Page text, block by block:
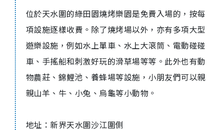
位於天水圍的綠田園燒烤樂園是免費入場的，按每
項設施逐樣收費。除了燒烤場以外，亦有多項大型
遊樂設施，例如水上單車、水上大滾筒、電動碰碰
車、手搖船和刺激好玩的滑草場等等。此外也有動
物農莊、錦鯉池、養蜂場等設施，小朋友們可以親
親山羊、牛、小兔、烏龜等小動物。
地址：新界天水圍沙江圍側